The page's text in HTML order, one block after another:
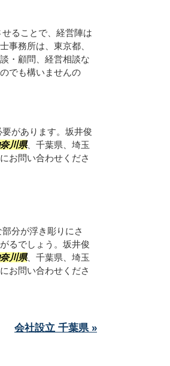
ることで、経営陣は
事務所は、東京都、
・顧問、経営相談な
でも構いませんの
があります。坂井俊
川県、千葉県、埼玉
お問い合わせくださ
分が浮き彫りにさ
るでしょう。坂井俊
川県、千葉県、埼玉
お問い合わせくださ
会社設立 千葉県 »